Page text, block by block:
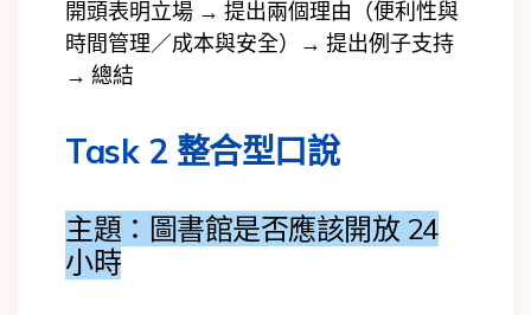
開頭表明立場 → 提出兩個理由（便利性與
時間管理／成本與安全）→ 提出例子支持
→ 總結
Task 2 整合型口說
主題：圖書館是否應該開放 24
小時